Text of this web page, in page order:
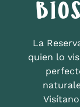
La
quien lo